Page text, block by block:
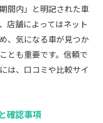
間内」と明記された車
店舗によってはネット
、気になる車が見つか
とも重要です。信頼で
は、口コミや比較サイ
確認事項